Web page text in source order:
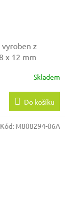
vyroben z
x 12 mm
Skladem
Do košíku
Kód: M808294-06A